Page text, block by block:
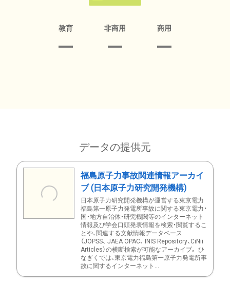
教育 非商用 商用
データの提供元
福島原子力事故関連情報アーカイ
ブ (日本原子力研究開発機構)
日本原子力研究開発機構が運営する東京電力
福島第一原子力発電所事故に関する東京電力・
国・地方自治体・研究機関等のインターネット
情報及び学会口頭発表情報を検索・閲覧するこ
とや、関連する文献情報データベース
（JOPSS、 JAEA OPAC、 INIS Repository、CiNii
Articles）の横断検索が可能なアーカイブ。 ひ
なぎくでは、東京電力福島第一原子力発電所事
故に関するインターネット...